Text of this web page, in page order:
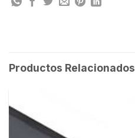
Productos Relacionados